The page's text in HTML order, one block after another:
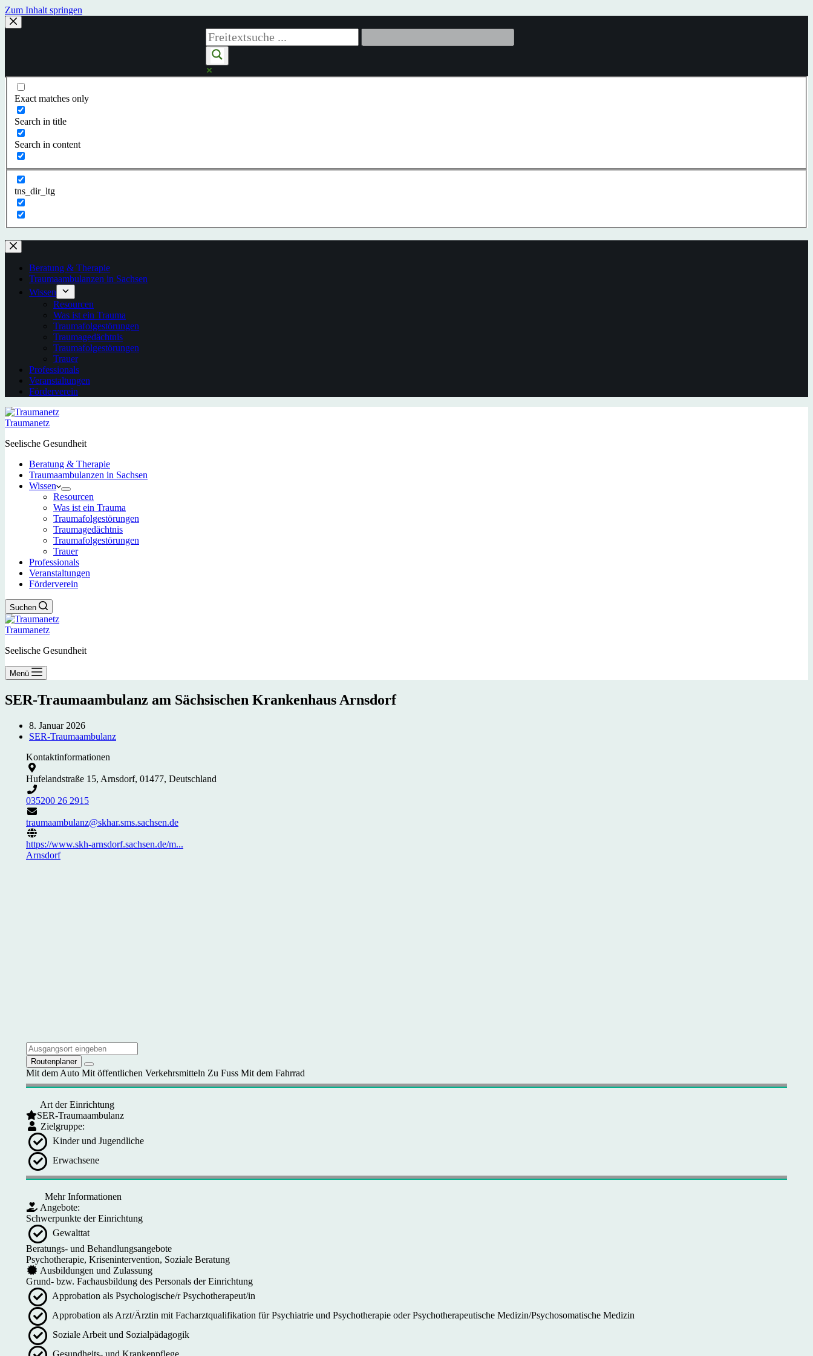
Zum Inhalt springen
Exact matches only
Search in title
Search in content
tns_dir_ltg
Beratung & Therapie
Traumaambulanzen in Sachsen
Wissen
Resourcen
Was ist ein Trauma
Traumafolgestörungen
Traumagedächtnis
Traumafolgestörungen
Trauer
Professionals
Veranstaltungen
Förderverein
Traumanetz
Seelische Gesundheit
Beratung & Therapie
Traumaambulanzen in Sachsen
Wissen
Resourcen
Was ist ein Trauma
Traumafolgestörungen
Traumagedächtnis
Traumafolgestörungen
Trauer
Professionals
Veranstaltungen
Förderverein
Suchen
Traumanetz
Seelische Gesundheit
Menü
SER-Traumaambulanz am Sächsischen Krankenhaus Arnsdorf
8. Januar 2026
SER-Traumaambulanz
Kontaktinformationen
Hufelandstraße 15, Arnsdorf, 01477, Deutschland
035200 26 2915
traumaambulanz@skhar.sms.sachsen.de
https://www.skh-arnsdorf.sachsen.de/m...
Arnsdorf
Routenplaner
Mit dem Auto Mit öffentlichen Verkehrsmitteln Zu Fuss Mit dem Fahrrad
Art der Einrichtung
SER-Traumaambulanz
Zielgruppe:
Kinder und Jugendliche
Erwachsene
Mehr Informationen
Angebote:
Schwerpunkte der Einrichtung
Gewalttat
Beratungs- und Behandlungsangebote
Psychotherapie, Krisenintervention, Soziale Beratung
Ausbildungen und Zulassung
Grund- bzw. Fachausbildung des Personals der Einrichtung
Approbation als Psychologische/r Psychotherapeut/in
Approbation als Arzt/Ärztin mit Facharztqualifikation für Psychiatrie und Psychotherapie oder Psychotherapeutische Medizin/Psychosomatische Medizin
Soziale Arbeit und Sozialpädagogik
Gesundheits- und Krankenpflege